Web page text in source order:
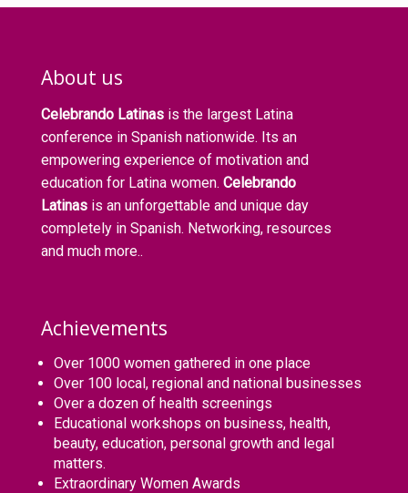
About us
Celebrando Latinas is the largest Latina
conference in Spanish nationwide. Its an
empowering experience of motivation and
education for Latina women. Celebrando
Latinas is an unforgettable and unique day
completely in Spanish. Networking, resources
and much more..
Achievements
Over 1000 women gathered in one place
Over 100 local, regional and national businesses
Over a dozen of health screenings
Educational workshops on business, health,
beauty, education, personal growth and legal
matters.
Extraordinary Women Awards